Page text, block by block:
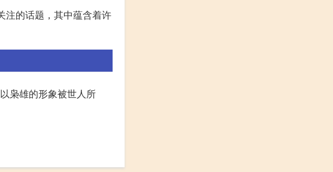
注的话题，其中蕴含着许
枭雄的形象被世人所